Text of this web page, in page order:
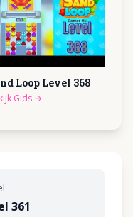
Loop Level 368
Gids →
361